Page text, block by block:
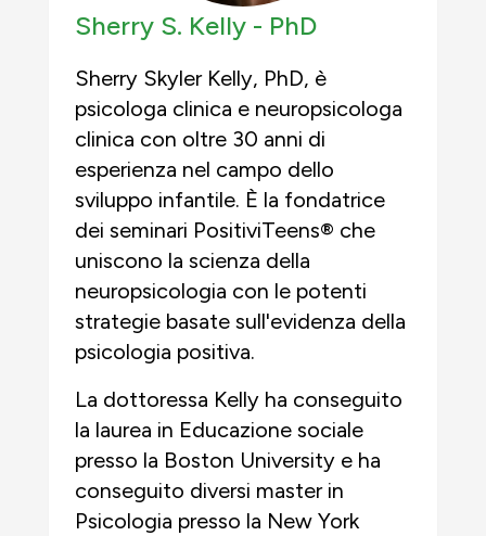
Sherry S. Kelly - PhD
Sherry Skyler Kelly, PhD, è
psicologa clinica e neuropsicologa
clinica con oltre 30 anni di
esperienza nel campo dello
sviluppo infantile. È la fondatrice
dei seminari PositiviTeens® che
uniscono la scienza della
neuropsicologia con le potenti
strategie basate sull'evidenza della
psicologia positiva.
La dottoressa Kelly ha conseguito
la laurea in Educazione sociale
presso la Boston University e ha
conseguito diversi master in
Psicologia presso la New York